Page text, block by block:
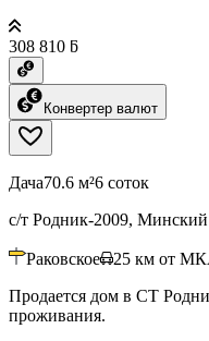
308 810 ƃ
Конвертер валют
Дача70.6 м²6 соток
с/т Родник-2009,
Раковское 25 км от
Продается дом в СТ
проживания.